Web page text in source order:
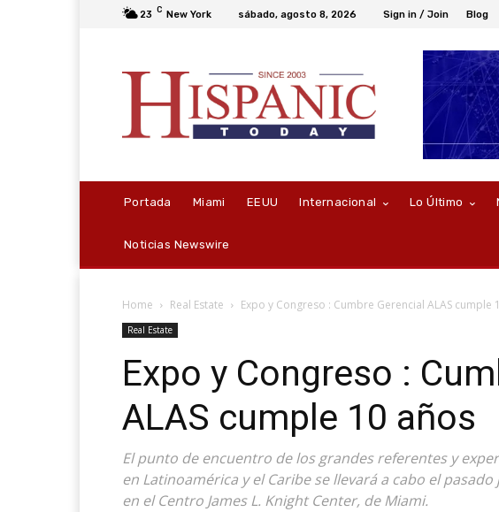
23 C New York sábado, agosto 8, 2026 Sign in / Join Blog
Portada Miami EEUU Internacional Lo Último
Noticias Newswire
Home Real Estate Expo y Congreso : Cumbre Gerencial ALAS cumple
Real Estate
Expo y Congreso :
ALAS cumple 10 años
El punto de encuentro de los grandes referentes y
en Latinoamérica y el Caribe se llevará a cabo el
en el Centro James L. Knight Center, de Miami.